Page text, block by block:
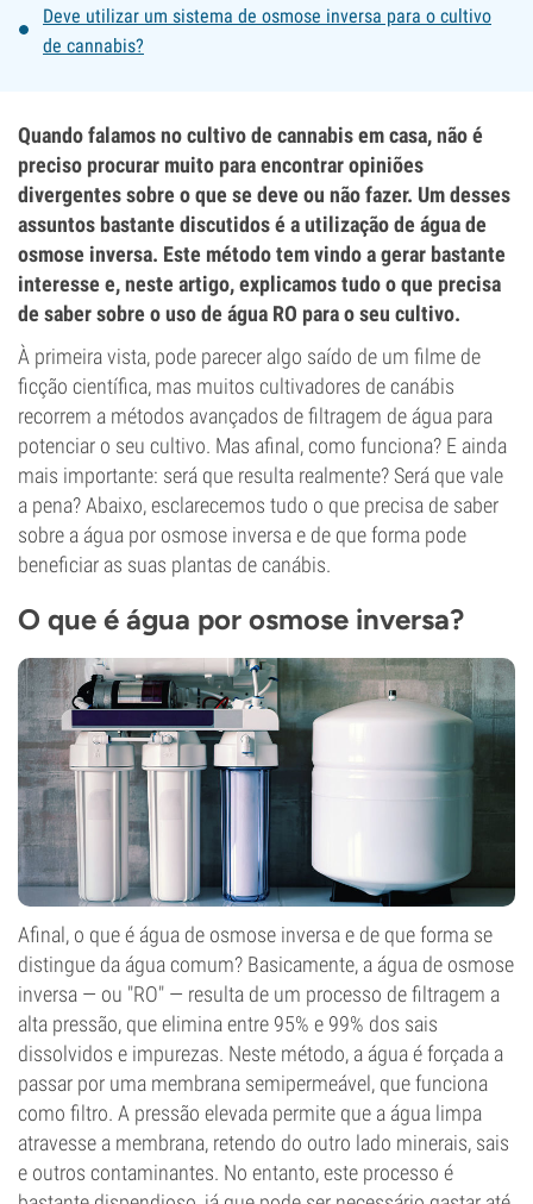
Deve utilizar um sistema de osmose inversa para o cultivo
de cannabis?
Quando falamos no cultivo de cannabis em casa, não é
preciso procurar muito para encontrar opiniões
divergentes sobre o que se deve ou não fazer. Um desses
assuntos bastante discutidos é a utilização de água de
osmose inversa. Este método tem vindo a gerar bastante
interesse e, neste artigo, explicamos tudo o que precisa
de saber sobre o uso de água RO para o seu cultivo.
À primeira vista, pode parecer algo saído de um filme de
ficção científica, mas muitos cultivadores de canábis
recorrem a métodos avançados de filtragem de água para
potenciar o seu cultivo. Mas afinal, como funciona? E ainda
mais importante: será que resulta realmente? Será que vale
a pena? Abaixo, esclarecemos tudo o que precisa de saber
sobre a água por osmose inversa e de que forma pode
beneficiar as suas plantas de canábis.
O que é água por osmose inversa?
Afinal, o que é água de osmose inversa e de que forma se
distingue da água comum? Basicamente, a água de osmose
inversa — ou "RO" — resulta de um processo de filtragem a
alta pressão, que elimina entre 95% e 99% dos sais
dissolvidos e impurezas. Neste método, a água é forçada a
passar por uma membrana semipermeável, que funciona
como filtro. A pressão elevada permite que a água limpa
atravesse a membrana, retendo do outro lado minerais, sais
e outros contaminantes. No entanto, este processo é